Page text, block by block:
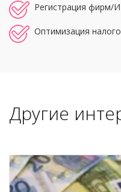
Регистрация фирм/
Оптимизация
Другие